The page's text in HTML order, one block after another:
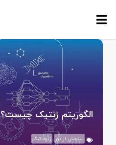
الگوریتم ژنتیک چیست؟
سنجش از دور ژئوماتیک